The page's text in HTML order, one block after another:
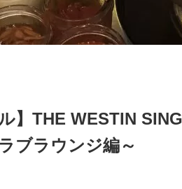
ル】THE WESTIN
ブラウンジ編～